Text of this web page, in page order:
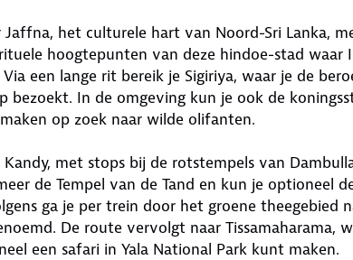
Jaffna, het culturele hart van Noord-Sri Lanka,
hoogtepunten van deze hindoe-stad waar
een lange rit bereik je Sigiriya, waar je de
bezoekt. In de omgeving kun je ook de
op zoek naar wilde olifanten.
met stops bij de rotstempels van
de Tempel van de Tand en kun je optioneel
ga je per trein door het groene theegebied
De route vervolgt naar Tissamaharama,
een safari in Yala National Park kunt maken.